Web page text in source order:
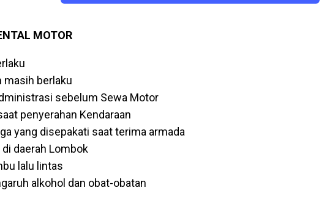
MOTOR
masih berlaku
sebelum Sewa Motor
penyerahan Kendaraan
yang disepakati saat terima armada
daerah Lombok
lalu lintas
alkohol dan obat-obatan